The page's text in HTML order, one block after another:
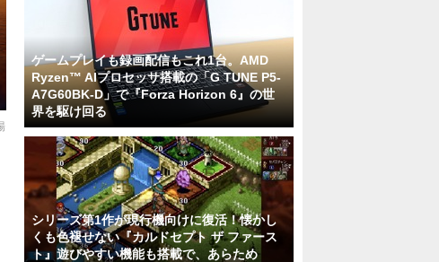
ゲームプレイも録画配信もこれ1台。AMD
Ryzen™ AIプロセッサ搭載の「G TUNE P5-
A7G60BK-D」で『Forza Horizon 6』の世
界を駆け回る
シリーズ第1作が現行機向けに復活！懐かし
くも色褪せない『カルドセプト ザ ファース
ト』遊びやすい機能も搭載で、あらため